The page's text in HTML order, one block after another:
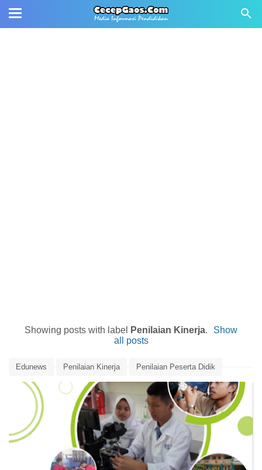
Showing posts with label Penilaian Kinerja.
Show
all posts
Edunews Penilaian Kinerja Penilaian Peserta Didik